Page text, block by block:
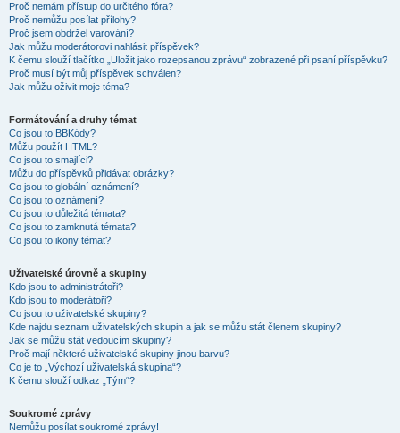
Proč nemám přístup do určitého fóra?
Proč nemůžu posílat přílohy?
Proč jsem obdržel varování?
Jak můžu moderátorovi nahlásit příspěvek?
K čemu slouží tlačítko „Uložit jako rozepsanou zprávu“ zobrazené při psaní příspěvku?
Proč musí být můj příspěvek schválen?
Jak můžu oživit moje téma?
Formátování a druhy témat
Co jsou to BBKódy?
Můžu použít HTML?
Co jsou to smajlíci?
Můžu do příspěvků přidávat obrázky?
Co jsou to globální oznámení?
Co jsou to oznámení?
Co jsou to důležitá témata?
Co jsou to zamknutá témata?
Co jsou to ikony témat?
Uživatelské úrovně a skupiny
Kdo jsou to administrátoři?
Kdo jsou to moderátoři?
Co jsou to uživatelské skupiny?
Kde najdu seznam uživatelských skupin a jak se můžu stát členem skupiny?
Jak se můžu stát vedoucím skupiny?
Proč mají některé uživatelské skupiny jinou barvu?
Co je to „Výchozí uživatelská skupina“?
K čemu slouží odkaz „Tým“?
Soukromé zprávy
Nemůžu posílat soukromé zprávy!